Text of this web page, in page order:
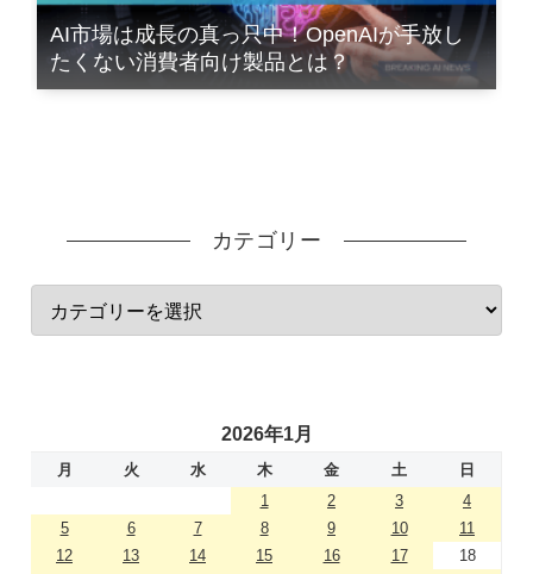
AI市場は成長の真っ只中！OpenAIが手放し
たくない消費者向け製品とは？
カテゴリー
2026年1月
月 火 水 木 金 土
日
1
2 3
4
5
6 7 8 9 10
11
12
13 14 15 16 17
18